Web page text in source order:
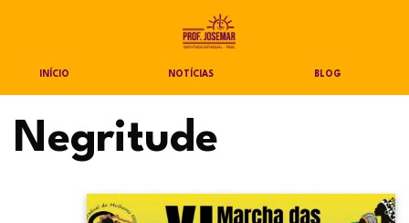
INÍCIO NOTÍCIAS BLOG
Negritude